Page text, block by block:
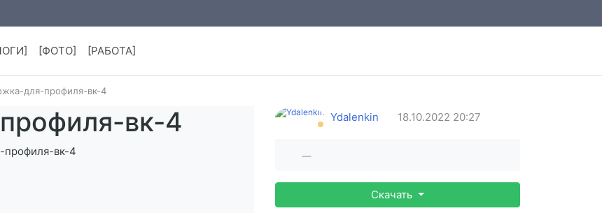
[ФОТО] [РАБОТА]
для-профиля-вк-4
вк-4 Ydalenkin 18.10.2022 20:27
—
Скачать